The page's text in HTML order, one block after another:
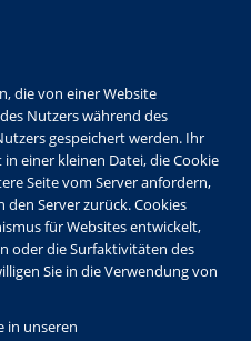
die von einer Website
Nutzers während des
gespeichert werden. Ihr
einer kleinen Datei, die Cookie
Seite vom Server anfordern,
den Server zurück. Cookies
für Websites entwickelt,
oder die Surfaktivitäten des
Sie in die Verwendung von
in unseren